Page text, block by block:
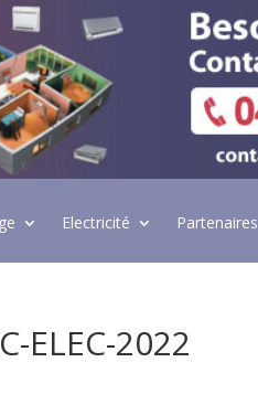
Electricité Partenaires
ELEC-2022